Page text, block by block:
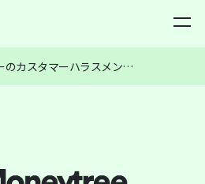
マネーツリーのカスタマーハラスメント対応方針